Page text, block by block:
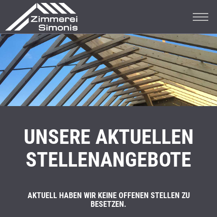
UNSERE AKTUELLEN
STELLENANGEBOTE
AKTUELL HABEN WIR KEINE OFFENEN STELLEN ZU
BESETZEN.